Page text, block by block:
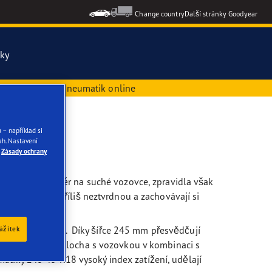
Change countryDalší stránky Goodyear
3
si montáž pneumatik online
silný záběr na suché vozovce, zpravidla však
teplotách příliš neztvrdnou a zachovávají si
řadu výhod. Díky šířce 245 mm přesvědčují
kontaktní plocha s vozovkou v kombinaci s
245 45 R18 vysoký index zatížení, udělají
– například si
Nastavení
Zásady ochrany